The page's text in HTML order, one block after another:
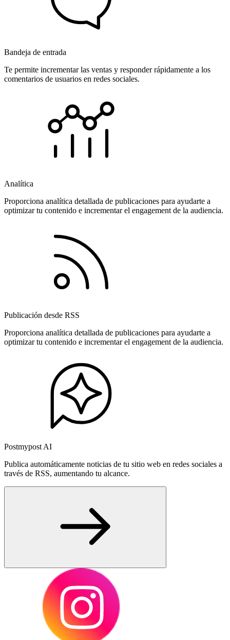
Bandeja de entrada
Te permite incrementar las ventas y responder rápidamente a los
comentarios de usuarios en redes sociales.
Analítica
Proporciona analítica detallada de publicaciones para ayudarte a
optimizar tu contenido e incrementar el engagement de la audiencia.
Publicación desde RSS
Proporciona analítica detallada de publicaciones para ayudarte a
optimizar tu contenido e incrementar el engagement de la audiencia.
Postmypost AI
Publica automáticamente noticias de tu sitio web en redes sociales a
través de RSS, aumentando tu alcance.